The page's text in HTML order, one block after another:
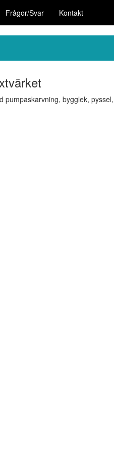
Frågor/Svar Kontakt
pumpaskarvning, bygglek,